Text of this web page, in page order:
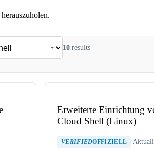
10 results
Erweiterte Einrichtung
Cloud Shell (Linux)
VERIFIEDOFFIZIELL